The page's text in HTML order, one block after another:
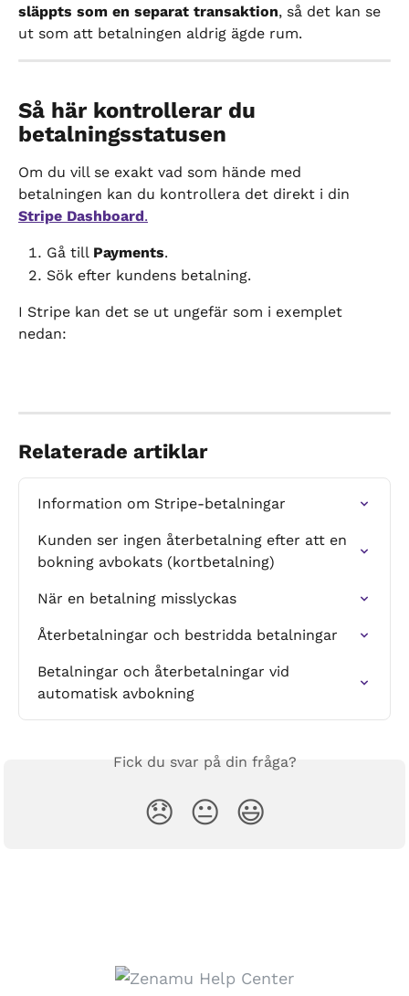
släppts som en separat transaktion, så det kan se
ut som att betalningen aldrig ägde rum.
Så här kontrollerar du
betalningsstatusen
Om du vill se exakt vad som hände med
betalningen kan du kontrollera det direkt i din
Stripe Dashboard.
Gå till Payments.
Sök efter kundens betalning.
I Stripe kan det se ut ungefär som i exemplet
nedan:
Relaterade artiklar
Information om Stripe-betalningar
Kunden ser ingen återbetalning efter att en
bokning avbokats (kortbetalning)
När en betalning misslyckas
Återbetalningar och bestridda betalningar
Betalningar och återbetalningar vid
automatisk avbokning
Fick du svar på din fråga?
😞 😐 😃